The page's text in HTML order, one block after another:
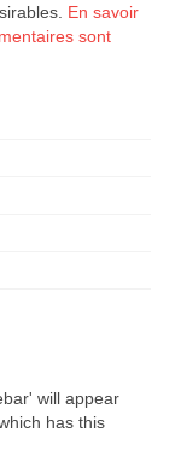
En savoir
sont
will appear
has this